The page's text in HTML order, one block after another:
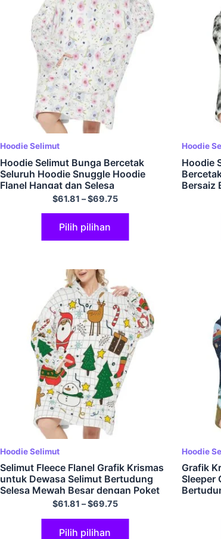
Hoodie Selimut
Hoodie Selimut Bunga Bercetak
Seluruh Hoodie Snuggle Hoodie
Flanel Hangat dan Selesa
$61.81 –$69.75
Pilih pilihan
Hoodie
Hoodie
Bersaiz
Hoodie Selimut
Selimut Fleece Flanel Grafik Krismas
untuk Dewasa Selimut Bertudung
Selesa Mewah Besar dengan Poket
Tudung dan Lengan Satu Saiz Muat
$61.81 –$69.75
Pilih pilihan
Hoodie
Grafik
Sleeper